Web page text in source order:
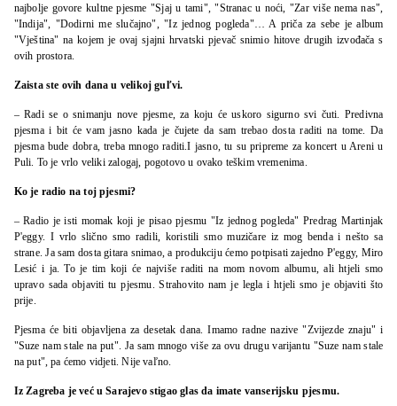
najbolje govore kultne pjesme "Sjaj u tami", "Stranac u noći, "Zar više nema nas",
"Indija", "Dodirni me slučajno", "Iz jednog pogleda"… A priča za sebe je album
"Vještina" na kojem je ovaj sjajni hrvatski pjevač snimio hitove drugih izvođača s
ovih prostora.
Zaista ste ovih dana u velikoj guľvi.
– Radi se o snimanju nove pjesme, za koju će uskoro sigurno svi čuti. Predivna
pjesma i bit će vam jasno kada je čujete da sam trebao dosta raditi na tome. Da
pjesma bude dobra, treba mnogo raditi.I jasno, tu su pripreme za koncert u Areni u
Puli. To je vrlo veliki zalogaj, pogotovo u ovako teškim vremenima.
Ko je radio na toj pjesmi?
– Radio je isti momak koji je pisao pjesmu "Iz jednog pogleda" Predrag Martinjak
P'eggy. I vrlo slično smo radili, koristili smo muzičare iz mog benda i nešto sa
strane. Ja sam dosta gitara snimao, a produkciju ćemo potpisati zajedno P'eggy, Miro
Lesić i ja. To je tim koji će najviše raditi na mom novom albumu, ali htjeli smo
upravo sada objaviti tu pjesmu. Strahovito nam je legla i htjeli smo je objaviti što
prije.
Pjesma će biti objavljena za desetak dana. Imamo radne nazive "Zvijezde znaju" i
"Suze nam stale na put". Ja sam mnogo više za ovu drugu varijantu "Suze nam stale
na put", pa ćemo vidjeti. Nije vaľno.
Iz Zagreba je već u Sarajevo stigao glas da imate vanserijsku pjesmu.